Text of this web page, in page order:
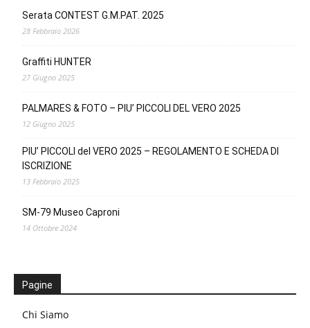
Serata CONTEST G.M.PAT. 2025
28 Febbraio 2026
Graffiti HUNTER
27 Giugno 2025
PALMARES & FOTO – PIU’ PICCOLI DEL VERO 2025
12 Giugno 2025
PIU’ PICCOLI del VERO 2025 – REGOLAMENTO E SCHEDA DI
ISCRIZIONE
13 Febbraio 2025
SM-79 Museo Caproni
14 Ottobre 2024
Pagine
Chi Siamo